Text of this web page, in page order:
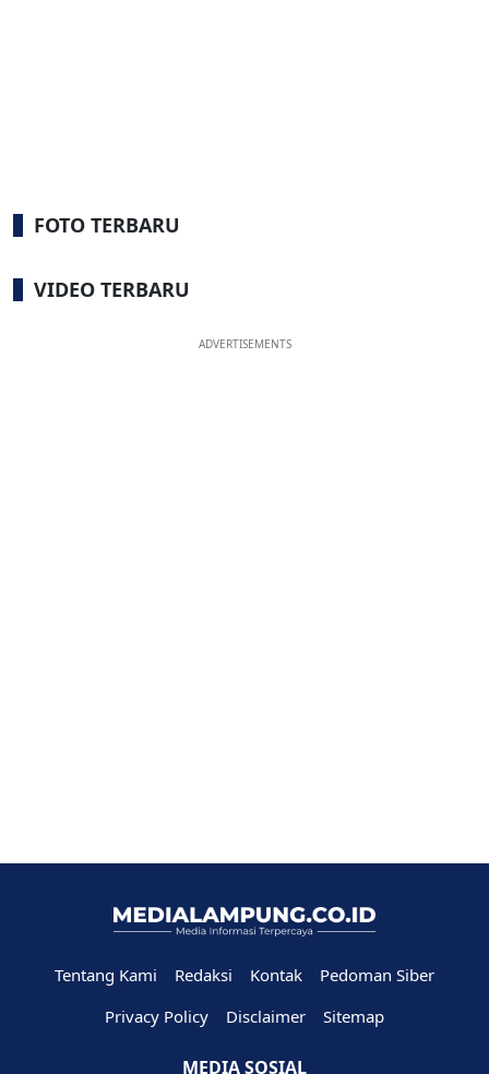
FOTO TERBARU
VIDEO TERBARU
ADVERTISEMENTS
Tentang Kami Redaksi Kontak
Pedoman Siber
Privacy Policy
Disclaimer Sitemap
MEDIA SOSIAL